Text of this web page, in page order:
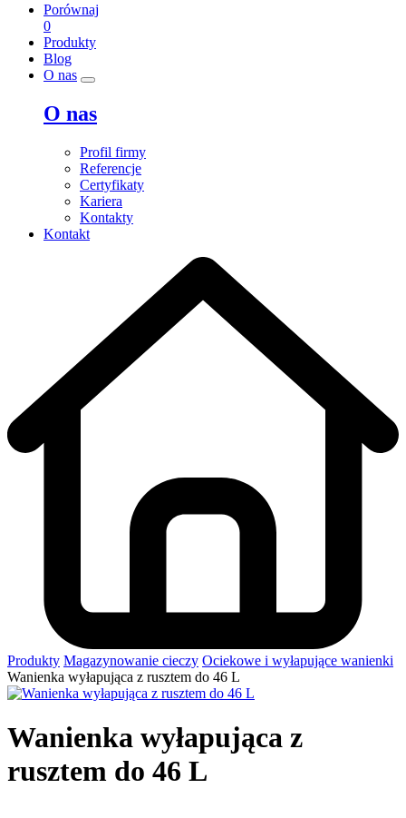
Porównaj
0
Produkty
Blog
O nas
O nas
Profil firmy
Referencje
Certyfikaty
Kariera
Kontakty
Kontakt
Produkty Magazynowanie cieczy Ociekowe i wyłapujące wanienki
Wanienka wyłapująca z rusztem do 46 L
Wanienka wyłapująca z
rusztem do 46 L